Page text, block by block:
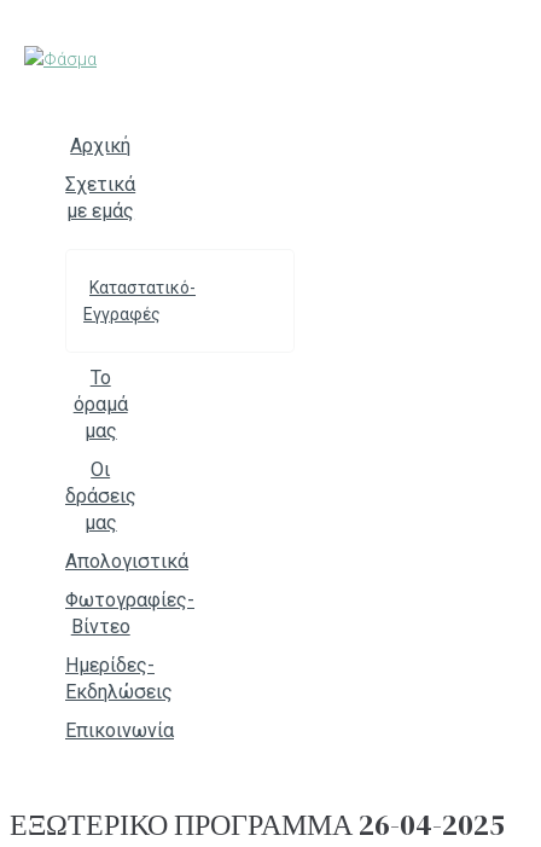
Αρχική
Σχετικά
με εμάς
Καταστατικό-
Εγγραφές
Το
όραμά
μας
Οι
δράσεις
μας
Απολογιστικά
Φωτογραφίες-
Βίντεο
Ημερίδες-
Εκδηλώσεις
Επικοινωνία
ΕΞΩΤΕΡΙΚΟ ΠΡΟΓΡΑΜΜΑ 26-04-2025